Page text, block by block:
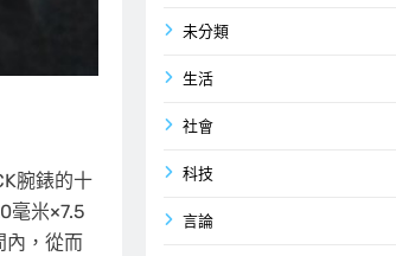
腕錶的十
毫米×7.5
內，從而
未分類
生活
社會
科技
言論